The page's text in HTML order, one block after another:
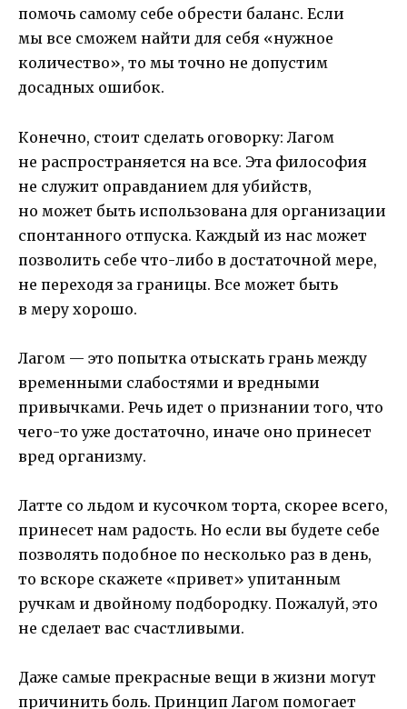
помочь самому себе обрести баланс. Если
мы все сможем найти для себя «нужное
количество», то мы точно не допустим
досадных ошибок.
Конечно, стоит сделать оговорку: Лагом
не распространяется на все. Эта философия
не служит оправданием для убийств,
но может быть использована для организации
спонтанного отпуска. Каждый из нас может
позволить себе что-либо в достаточной мере,
не переходя за границы. Все может быть
в меру хорошо.
Лагом — это попытка отыскать грань между
временными слабостями и вредными
привычками. Речь идет о признании того, что
чего-то уже достаточно, иначе оно принесет
вред организму.
Латте со льдом и кусочком торта, скорее всего,
принесет нам радость. Но если вы будете себе
позволять подобное по несколько раз в день,
то вскоре скажете «привет» упитанным
ручкам и двойному подбородку. Пожалуй, это
не сделает вас счастливыми.
Даже самые прекрасные вещи в жизни могут
причинить боль. Принцип Лагом помогает